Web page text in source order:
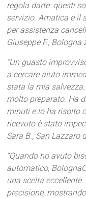
regola darte: questi
servizio. Amatica e il
per assistenza
Giuseppe F., Bologna
“Un guasto
a cercare aiuto
stata la mia
molto preparato. Ha
minuti e lo ha risolto
ricevuto è stato
Sara B., San Lazzaro
“Quando ho avuto
automatico,
una scelta
precisione,